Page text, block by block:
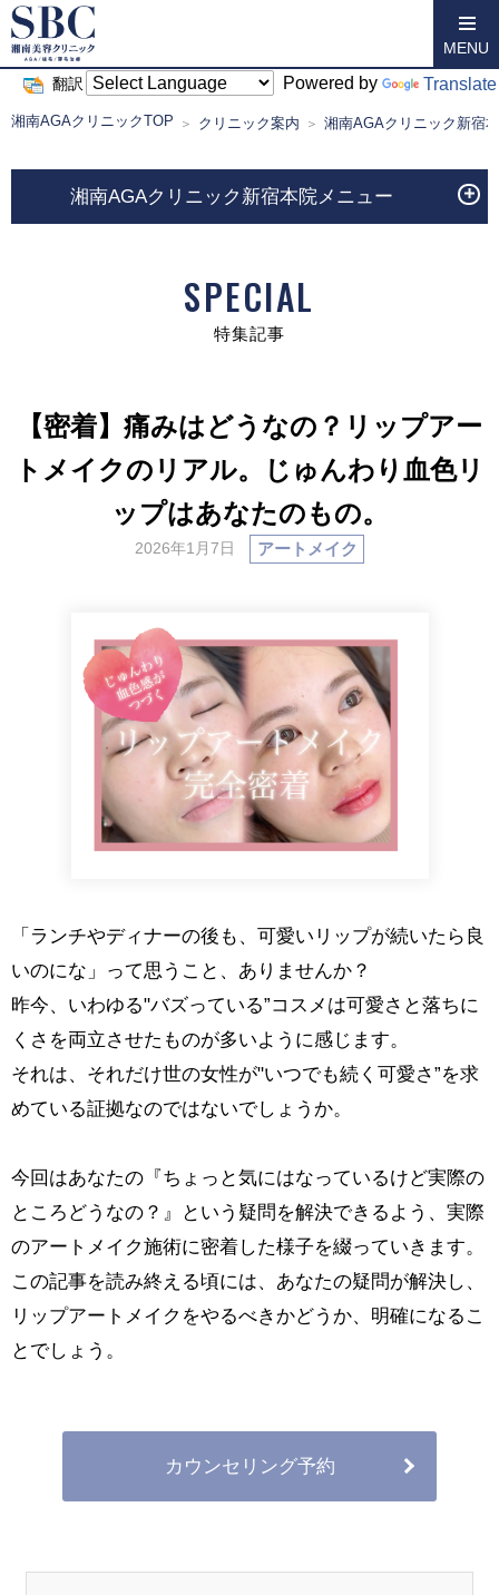
翻訳 Powered by Translate
MENU
湘南AGAクリニックTOP クリニック案内 湘南AGAクリニック新宿
湘南AGAクリニック新宿本院メニュー
SPECIAL
特集記事
【密着】痛みはどうなの？リップアー
トメイクのリアル。じゅんわり血色リ
ップはあなたのもの。
2026年1月7日 アートメイク
「ランチやディナーの後も、可愛いリップが続いたら良
いのにな」って思うこと、ありませんか？
昨今、いわゆる"バズっている”コスメは可愛さと落ちに
くさを両立させたものが多いように感じます。
それは、それだけ世の女性が"いつでも続く可愛さ”を求
めている証拠なのではないでしょうか。
今回はあなたの『ちょっと気にはなっているけど実際の
ところどうなの？』という疑問を解決できるよう、実際
のアートメイク施術に密着した様子を綴っていきます。
この記事を読み終える頃には、あなたの疑問が解決し、
リップアートメイクをやるべきかどうか、明確になるこ
とでしょう。
カウンセリング予約